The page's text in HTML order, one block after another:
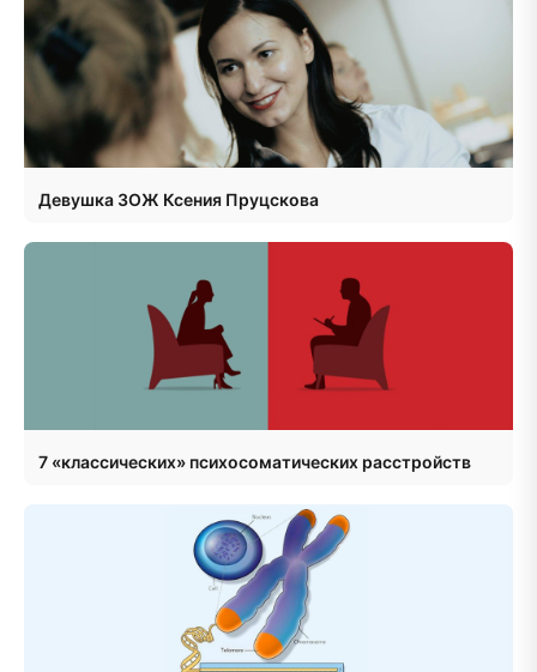
Девушка ЗОЖ Ксения Пруцскова
7 «классических» психосоматических расстройств